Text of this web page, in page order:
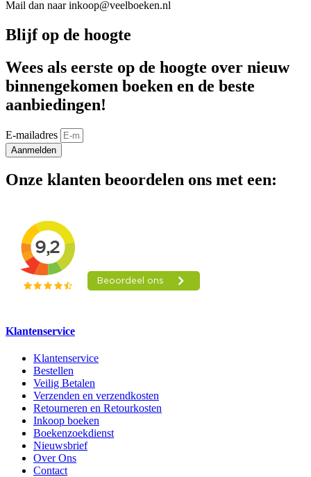
Mail dan naar inkoop@veelboeken.nl
Blijf op de hoogte
Wees als eerste op de hoogte over nieuw
binnengekomen boeken en de beste
aanbiedingen!
E-mailadres
Aanmelden
Onze klanten beoordelen ons met een:
Klantenservice
Klantenservice
Bestellen
Veilig Betalen
Verzenden en verzendkosten
Retourneren en Retourkosten
Inkoop boeken
Boekenzoekdienst
Nieuwsbrief
Over Ons
Contact